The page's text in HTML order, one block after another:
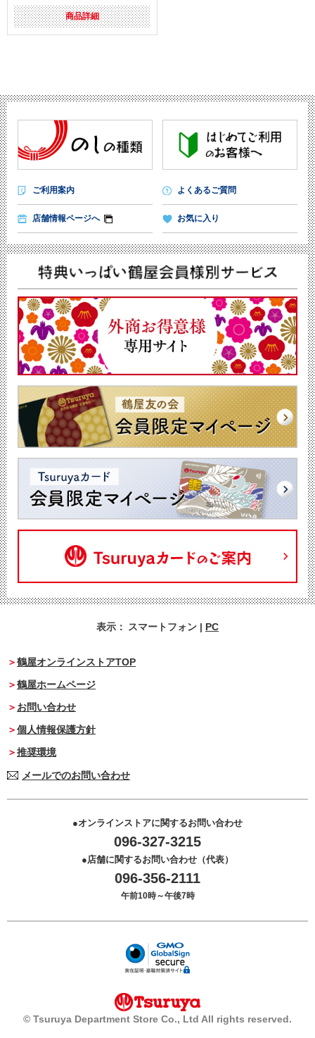
商品詳細
ご利用案内 よくあるご質問
店舗情報ページへ お気に入り
表示： スマートフォン | PC
鶴屋オンラインストアTOP
鶴屋ホームページ
お問い合わせ
個人情報保護方針
推奨環境
メールでのお問い合わせ
オンラインストアに関するお問い合わせ
096-327-3215
店舗に関するお問い合わせ（代表）
096-356-2111
午前10時～午後7時
© Tsuruya Department Store Co., Ltd All rights reserved.